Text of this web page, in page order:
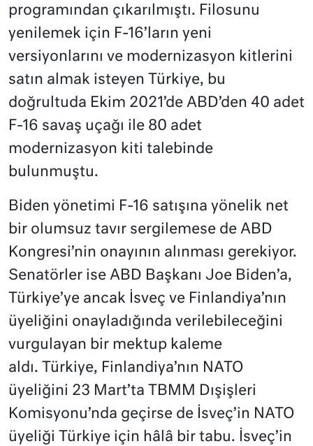
programından çıkarılmıştı. Filosunu
yenilemek için F-16’ların yeni
versiyonlarını ve modernizasyon kitlerini
satın almak isteyen Türkiye, bu
doğrultuda Ekim 2021’de ABD’den 40 adet
F-16 savaş uçağı ile 80 adet
modernizasyon kiti talebinde
bulunmuştu.
Biden yönetimi F-16 satışına yönelik net
bir olumsuz tavır sergilemese de ABD
Kongresi’nin onayının alınması gerekiyor.
Senatörler ise ABD Başkanı Joe Biden’a,
Türkiye’ye ancak İsveç ve Finlandiya’nın
üyeliğini onayladığında verilebileceğini
vurgulayan bir mektup kaleme
aldı. Türkiye, Finlandiya’nın NATO
üyeliğini 23 Mart’ta TBMM Dışişleri
Komisyonu’nda geçirse de İsveç’in NATO
üyeliği Türkiye için hâlâ bir tabu. İsveç’in